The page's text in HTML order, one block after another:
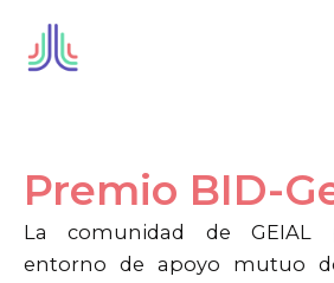
contenido
Premio BID-
La comunidad de GEIAL
entorno de apoyo mutuo